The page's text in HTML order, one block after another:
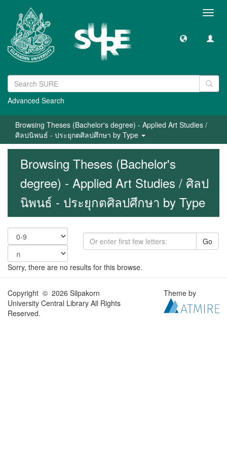
Advanced Search
Browsing Theses (Bachelor's degree) - Applied Art Studies /
ศิลปนิพนธ์ - ประยุกตศิลปศึกษา by Type
Browsing Theses (Bachelor's
degree) - Applied Art Studies / ศิลป
นิพนธ์ - ประยุกตศิลปศึกษา by Type
Go
Sorry, there are no results for this browse.
Copyright © 2026 Silpakorn
University Central Library All Rights
Reserved.
Theme by